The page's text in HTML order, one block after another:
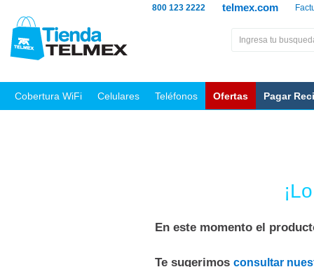
telmex.com
800 123 2222
Cobertura WiFi Celulares Teléfonos Ofertas Pagar
En este momento el
Te sugerimos consultar